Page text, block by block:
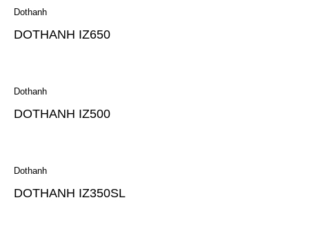
Dothanh
DOTHANH IZ650
Dothanh
DOTHANH IZ500
Dothanh
DOTHANH IZ350SL